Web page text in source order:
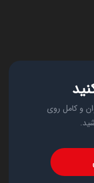
و کامل روی